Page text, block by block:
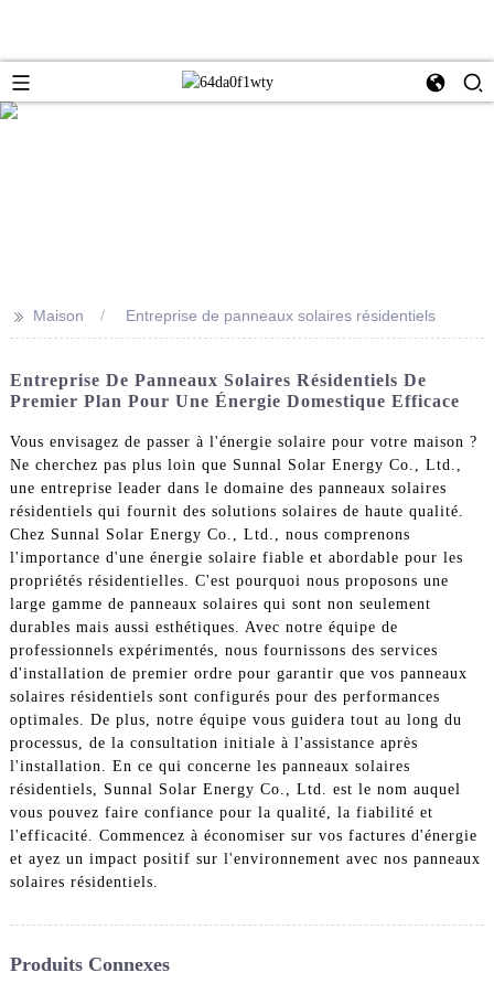
>> Maison Entreprise de panneaux solaires résidentiels
Entreprise De Panneaux Solaires Résidentiels De
Premier Plan Pour Une Énergie Domestique Efficace
Vous envisagez de passer à l'énergie solaire pour votre maison ?
Ne cherchez pas plus loin que Sunnal Solar Energy Co., Ltd.,
une entreprise leader dans le domaine des panneaux solaires
résidentiels qui fournit des solutions solaires de haute qualité.
Chez Sunnal Solar Energy Co., Ltd., nous comprenons
l'importance d'une énergie solaire fiable et abordable pour les
propriétés résidentielles. C'est pourquoi nous proposons une
large gamme de panneaux solaires qui sont non seulement
durables mais aussi esthétiques. Avec notre équipe de
professionnels expérimentés, nous fournissons des services
d'installation de premier ordre pour garantir que vos panneaux
solaires résidentiels sont configurés pour des performances
optimales. De plus, notre équipe vous guidera tout au long du
processus, de la consultation initiale à l'assistance après
l'installation. En ce qui concerne les panneaux solaires
résidentiels, Sunnal Solar Energy Co., Ltd. est le nom auquel
vous pouvez faire confiance pour la qualité, la fiabilité et
l'efficacité. Commencez à économiser sur vos factures d'énergie
et ayez un impact positif sur l'environnement avec nos panneaux
solaires résidentiels.
Produits Connexes